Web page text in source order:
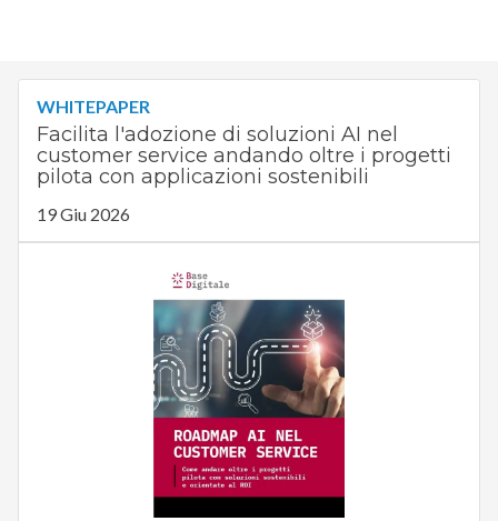
WHITEPAPER
Facilita l'adozione di soluzioni AI nel
customer service andando oltre i progetti
pilota con applicazioni sostenibili
19 Giu 2026